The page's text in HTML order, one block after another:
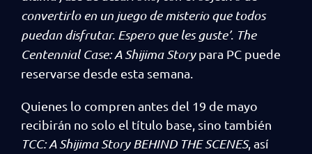
convertirlo en un juego de misterio que todos
puedan disfrutar. Espero que les guste’. The
Centennial Case: A Shijima Storypara PC puede
reservarse desde esta semana.
Quienes lo compren antes del 19 de mayo
recibirán no solo el título base, sino también
TCC: A Shijima Story BEHIND THE SCENES, así